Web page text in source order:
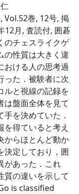
Vol.52巻, 12号, 掲
12月, 査読付, 囲碁
のチェスライクゲ
の性質は大きく違
おける人の思考過
った．被験者に次
ルと視線の記録を
は盤面全体を見て
を決めていた．
得ていると考え
からほとんど動か
決定しており，囲
があった．これ
質の違いを示して
is classified